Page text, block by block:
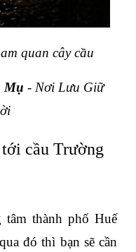
quan cây cầu
Mụ - Nơi Lưu Giữ
cầu Trường
tâm thành phố Huế
đó thì bạn sẽ cần